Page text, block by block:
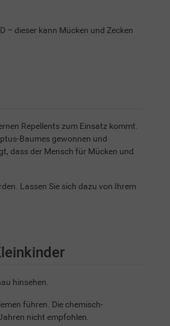
– dieser kann Mücken und Zecken
Repellents zum Einsatz kommt.
Baumes gewonnen und
dass der Mensch für Mücken und
Lassen Sie sich dazu von Ihrem
hinsehen.
führen. Die chemisch-
nicht empfohlen.